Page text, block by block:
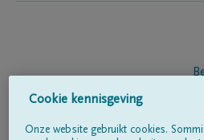
Cookie kennisgeving
Onze website gebruikt cookies.